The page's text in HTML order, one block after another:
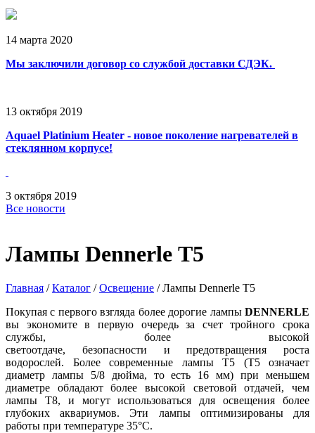
14 марта 2020
Мы заключили договор со службой доставки СДЭК.
13 октября 2019
Aquael Platinium Heater - новое поколение нагревателей в
стеклянном корпусе!
3 октября 2019
Все новости
Лампы Dennerle Т5
Главная /Каталог /Освещение /Лампы Dennerle Т5
Покупая с первого взгляда более дорогие лампы DENNERLE
вы экономите в первую очередь за счеттройного срока
службы, более высокой
светоотдаче, безопасности ипредотвращения роста
водорослей. Более современные лампы Т5 (Т5 означает
диаметр лампы 5/8 дюйма, то есть 16 мм) при меньшем
диаметре обладают более высокой световой отдачей, чем
лампы Т8, и могут использоваться для освещения более
глубоких аквариумов. Эти лампы оптимизированы для
работы при температуре 35°С.